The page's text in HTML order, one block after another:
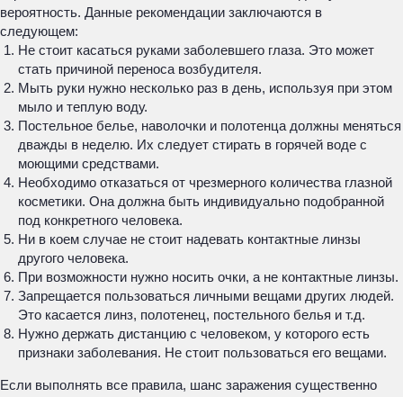
вероятность. Данные рекомендации заключаются в
следующем:
Не стоит касаться руками заболевшего глаза. Это может
стать причиной переноса возбудителя.
Мыть руки нужно несколько раз в день, используя при этом
мыло и теплую воду.
Постельное белье, наволочки и полотенца должны меняться
дважды в неделю. Их следует стирать в горячей воде с
моющими средствами.
Необходимо отказаться от чрезмерного количества глазной
косметики. Она должна быть индивидуально подобранной
под конкретного человека.
Ни в коем случае не стоит надевать контактные линзы
другого человека.
При возможности нужно носить очки, а не контактные линзы.
Запрещается пользоваться личными вещами других людей.
Это касается линз, полотенец, постельного белья и т.д.
Нужно держать дистанцию с человеком, у которого есть
признаки заболевания. Не стоит пользоваться его вещами.
Если выполнять все правила, шанс заражения существенно